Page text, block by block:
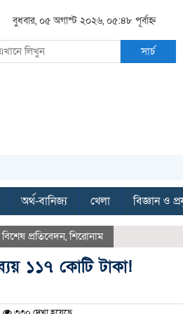
বুধবার, ০৫ অগাস্ট ২০২৬, ০৫:৪৮ পূর্বাহ্ন
সার্চ
অর্থ-বানিজ্য খেলা বিজ্ঞান ও
বিশেষ প্রতিবেদন,শিরোনাম
১১৭ কোটি টাকা!